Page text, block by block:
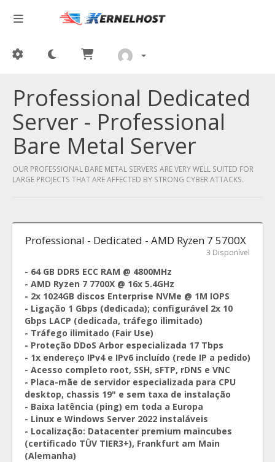
Professional Dedicated
Server - Professional
Bare Metal Server
OUR PROFESSIONAL BARE METAL SERVERS ARE VERY WELL SUITED FOR
LARGE PROJECTS THAT ARE AFFECTED BY STRONG CYBER ATTACKS.
Professional - Dedicated - AMD Ryzen 7 5700X
3 Disponível
- 64 GB DDR5 ECC RAM @ 4800MHz
- AMD Ryzen 7 7700X @ 16x 5.4GHz
- 2x 1024GB discos Enterprise NVMe @ 1M IOPS
- Ligação 1 Gbps (dedicada); configurável 2x 10
Gbps LACP (dedicada, tráfego ilimitado)
- Tráfego ilimitado (Fair Use)
- Proteção DDoS Arbor especializada 17 Tbps
- 1x endereço IPv4 e IPv6 incluído (rede IP a pedido)
- Acesso completo root, SSH, sFTP, rDNS e VNC
- Placa-mãe de servidor especializada para CPU
desktop, chassis 19" e sem taxa de instalação
- Baixa latência (ping) em toda a Europa
- Linux e Windows Server 2022 instaláveis
- Localização: Datacenter premium maincubes
(certificado TÜV TIER3+), Frankfurt am Main
(Alemanha)